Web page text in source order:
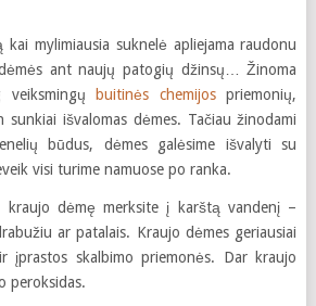
mylimiausia suknelė apliejama raudonu
ant naujų patogių džinsų… Žinoma
veiksmingų
buitinės chemijospriemonių,
sunkiai išvalomas dėmes. Tačiau žinodami
būdus, dėmes galėsime išvalyti su
visi turime namuose po ranka.
kraujo dėmę merksite į karštą vandenį –
ar patalais. Kraujo dėmes geriausiai
įprastos skalbimo priemonės. Dar kraujo
peroksidas.